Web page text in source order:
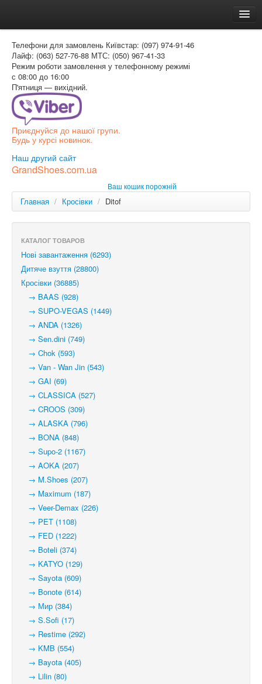
Доставка и оплата
Как заказать
Контакти
Таблиця розмірів
Вхід для покупця
РОС
Телефони для замовлень Київстар: (097) 974-91-46
Лайф: (063) 527-76-88 МТС: (050) 967-41-33
Режим роботи замовлення у телефонному режимі
с 08:00 до 16:00
П'ятниця — вихідний.
Приєднуйся до нашої групи.
Будь у курсі новинок.
Наш другий сайт
GrandShoes.com.ua
Ваш кошик порожній
Главная / Кросівки / Ditof
КАТАЛОГ ТОВАРОВ
Нові завантаження (6293)
Дитяче взуття (28800)
Кросівки (36885)
→ BAAS (928)
→ SUPO-VEGAS (1449)
→ ANDA (1326)
→ Sen.dini (749)
→ Chok (593)
→ Van - Wan Jin (543)
→ GAI (69)
→ CLASSICA (527)
→ CROOS (309)
→ ALASKA (796)
→ BONA (848)
→ Supo-2 (1167)
→ AOKA (207)
→ M.Shoes (207)
→ Maximum (187)
→ Veer-Demax (226)
→ PET (1108)
→ FED (1222)
→ Boteli (374)
→ KATYO (129)
→ Sayota (609)
→ Bonote (614)
→ Мир (384)
→ S.Sofi (17)
→ Restime (292)
→ KMB (554)
→ Bayota (405)
→ Lilin (80)